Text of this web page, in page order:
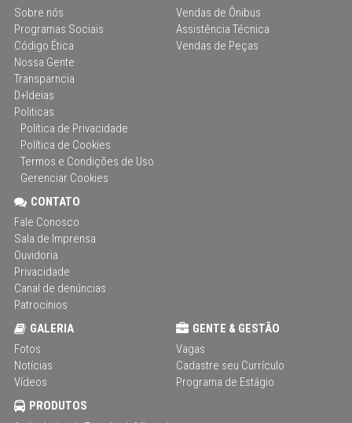
Sobre nós
Programas Sociais
Código Ética
Nossa Gente
Transparncia
D+Ideias
Politicas
Política de Privacidade
Política de Cookies
Termos e Condições de Uso
Gerenciar Cookies
Vendas de Ônibus
Assistência Técnica
Vendas de Peças
CONTATO
Fale Conosco
Sala de Imprensa
Ouvidoria
Privacidade
Canal de denúncias
Patrocínios
GALERIA
Fotos
Notícias
Vídeos
GENTE & GESTÃO
Vagas
Cadastre seu Currículo
Programa de Estágio
PRODUTOS